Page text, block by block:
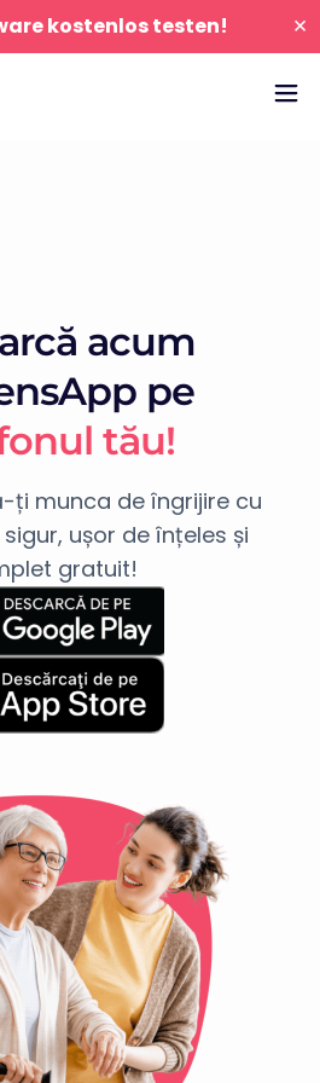
kostenlos testen! ×
acum
pe
onul tău!
ți munca de îngrijire cu
ușor de înțeles și
gratuit!